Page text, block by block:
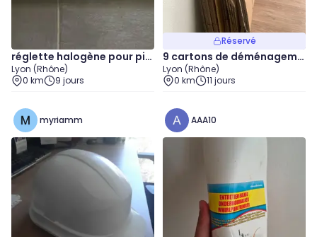
réglette halogène pour piè
ce
Lyon (Rhône)
0 km
9 jours
Réservé
9 cartons de déménageme
nt
Lyon (Rhône)
0 km
11 jours
myriamm AAA10